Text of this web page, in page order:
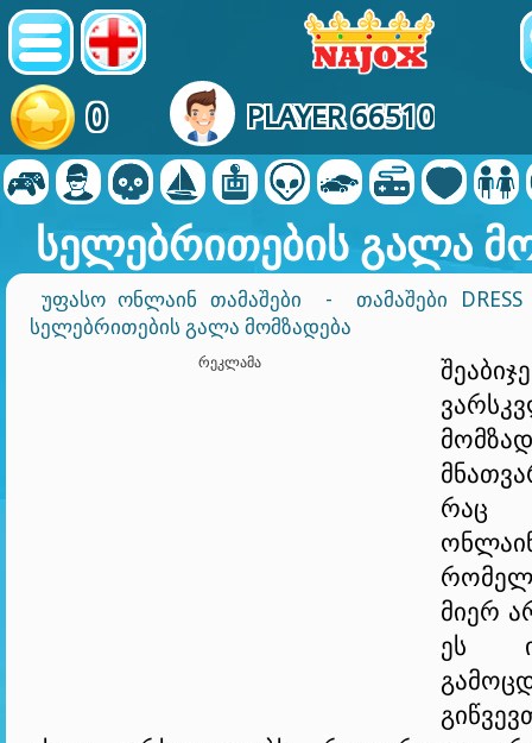
0 PLAYER 66510
სელებრითების გალა
ᲣᲤᲐᲡᲝ ᲝᲜᲚᲐᲘᲜ ᲗᲐᲛᲐᲨᲔᲑᲘ -
ᲗᲐᲛᲐᲨᲔᲑᲘ
ᲡᲔᲚᲔᲑᲠᲘᲗᲔᲑᲘᲡ ᲒᲐᲚᲐ ᲛᲝᲛᲖᲐᲓᲔᲑᲐ
ᲠᲔᲙᲚᲐᲛᲐ
შეაბიჯე
რაც
მიერ
ეს